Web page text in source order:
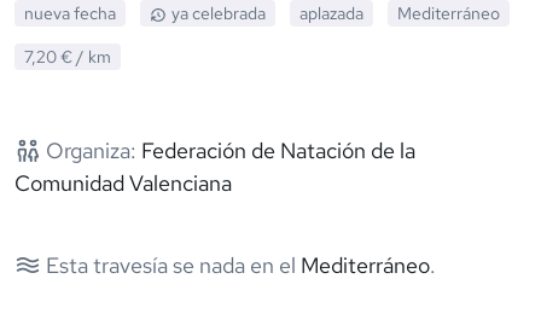
nueva fecha ya celebrada aplazada
Mediterráneo
7,20 € / km
Organiza: Federación de Natación de la
Comunidad Valenciana
Esta travesía se nada en el Mediterráneo.